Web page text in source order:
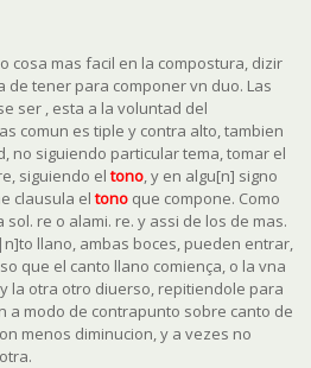
cosa mas facil en la compostura, dizir
de tener para componer vn duo. Las
ser , esta a la voluntad del
comun es tiple y contra alto, tambien
no siguiendo particular tema, tomar el
siguiendo eltono, y en algu[n] signo
clausula eltonoque compone. Como
sol. re o alami. re. y assi de los de mas.
llano, ambas boces, pueden entrar,
que el canto llano comiença, o la vna
la otra otro diuerso, repitiendole para
a modo de contrapunto sobre canto de
menos diminucion, y a vezes no